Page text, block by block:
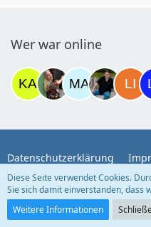
Wer war online
Datenschutzerklärung
Community-
Diese Seite verwendet Cookies.
Sie sich damit einverstanden, dass
Weitere Informationen